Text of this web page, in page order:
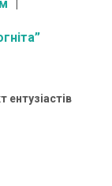
ентузіастів